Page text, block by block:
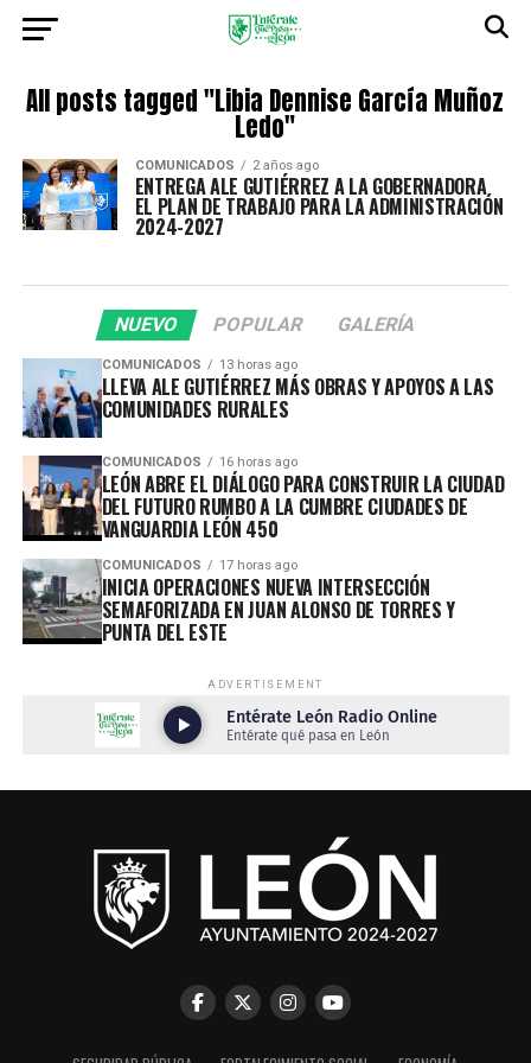
All posts tagged "Libia Dennise García Muñoz
Ledo"
COMUNICADOS 2 años ago
ENTREGA ALE GUTIÉRREZ A LA GOBERNADORA
EL PLAN DE TRABAJO PARA LA ADMINISTRACIÓN
2024-2027
NUEVO POPULAR GALERÍA
COMUNICADOS 13 horas ago
LLEVA ALE GUTIÉRREZ MÁS OBRAS Y APOYOS A LAS
COMUNIDADES RURALES
COMUNICADOS 16 horas ago
LEÓN ABRE EL DIÁLOGO PARA CONSTRUIR LA CIUDAD
DEL FUTURO RUMBO A LA CUMBRE CIUDADES DE
VANGUARDIA LEÓN 450
COMUNICADOS 17 horas ago
INICIA OPERACIONES NUEVA INTERSECCIÓN
SEMAFORIZADA EN JUAN ALONSO DE TORRES Y
PUNTA DEL ESTE
ADVERTISEMENT